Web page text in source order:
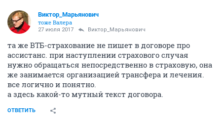
Виктор_Марьянович
тоже Валера
27 июля 2017 Виктор_Марьянович
та же ВТБ-страхование не пишет в договоре про
ассистанс. при наступлении страхового случая
нужно обращаться непосредственно в страховую, она
же занимается организацией трансфера и лечения.
все логично и понятно.
а здесь какой-то мутный текст договора.
ОТВЕТИТЬ